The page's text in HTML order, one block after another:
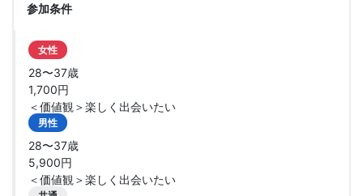
参加条件
女性
28〜37歳
1,700円
＜価値観＞楽しく出会いたい
男性
28〜37歳
5,900円
＜価値観＞楽しく出会いたい